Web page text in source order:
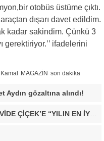
otobüs üstüme çıktı.
dışarı davet edildim.
kadar sakindim. Çünkü 3
gerektiriyor.’’ ifadelerini
MAGAZİN son dakika
Aydın gözaltına alındı!
KANAL 7’NİN ZERHUN YILDIZI NEVİDE ÇİÇEK’E “YILIN EN İYİ ÇIKIŞ YAPAN KADIN OYUNCUSU” ÖDÜLÜ!